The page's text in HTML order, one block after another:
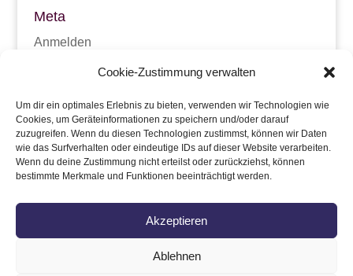
Cookie-Zustimmung verwalten
Um dir ein optimales Erlebnis zu bieten, verwenden wir Technologien wie
Cookies, um Geräteinformationen zu speichern und/oder darauf
zuzugreifen. Wenn du diesen Technologien zustimmst, können wir Daten
wie das Surfverhalten oder eindeutige IDs auf dieser Website verarbeiten.
Wenn du deine Zustimmung nicht erteilst oder zurückziehst, können
bestimmte Merkmale und Funktionen beeinträchtigt werden.
Akzeptieren
Ablehnen
Meta
Anmelden
Eintrags-Feed
WordPress.org
Datenschutz